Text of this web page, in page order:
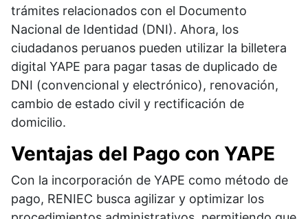
trámites relacionados con el Documento
Nacional de Identidad (DNI). Ahora, los
ciudadanos peruanos pueden utilizar la billetera
digital YAPE para pagar tasas de duplicado de
DNI (convencional y electrónico), renovación,
cambio de estado civil y rectificación de
domicilio.
Ventajas del Pago con YAPE
Con la incorporación de YAPE como método de
pago, RENIEC busca agilizar y optimizar los